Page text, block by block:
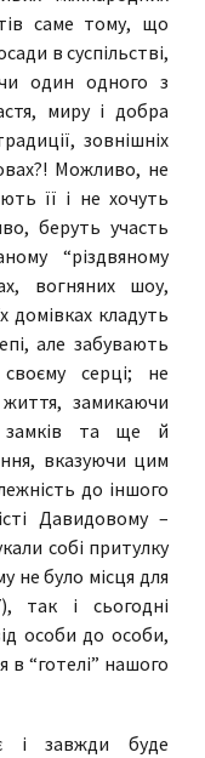
саме тому, що
в суспільстві,
один одного з
миру і добра
зовнішніх
Можливо, не
її і не хочуть
беруть участь
“різдвяному
вогняних шоу,
домівках кладуть
але забувають
серці; не
замикаючи
замків та ще й
вказуючи цим
до іншого
Давидовому –
собі притулку
не було місця для
так і сьогодні
особи до особи,
в “готелі” нашого
і завжди буде